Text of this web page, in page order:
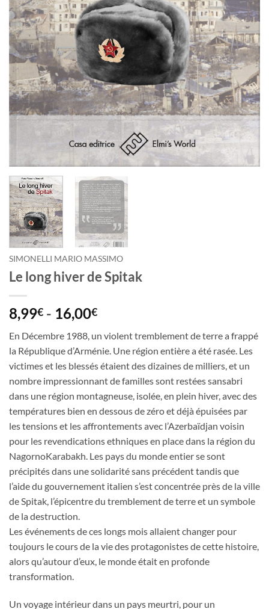
SIMONELLI MARIO MASSIMO
Le long hiver de Spitak
8,99€ - 16,00€Fascia
prezzo:
da
8,99€
a
16,00€
En Décembre 1988, un violent tremblement de terre a frappé
la République d’Arménie. Une région entière a été rasée. Les
victimes et les blessés étaient des dizaines de milliers, et un
nombre impressionnant de familles sont restées sans­abri
dans une région montagneuse, isolée, en plein hiver, avec des
températures bien en dessous de zéro et déjà épuisées par
les tensions et les affrontements avec l’Azerbaïdjan voisin
pour les revendications ethniques en place dans la région du
Nagorno­Karabakh. Les pays du monde entier se sont
précipités dans une solidarité sans précédent tandis que
l’aide du gouvernement italien s’est concentrée près de la ville
de Spitak, l’épicentre du tremblement de terre et un symbole
de la destruction.
Les événements de ces longs mois allaient changer pour
toujours le cours de la vie des protagonistes de cette histoire,
alors qu’autour d’eux, le monde était en profonde
transformation.
Un voyage intérieur dans un pays meurtri, pour un